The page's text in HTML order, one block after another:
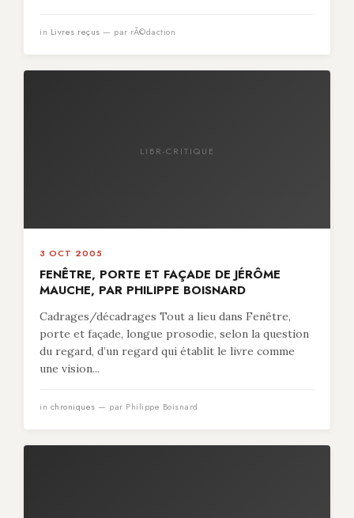
in Livres reçus — par rÃ©daction
LIBR-CRITIQUE
3 OCT 2005
FENÊTRE, PORTE ET FAÇADE DE JÉRÔME
MAUCHE, PAR PHILIPPE BOISNARD
Cadrages/décadrages Tout a lieu dans Fenêtre,
porte et façade, longue prosodie, selon la question
du regard, d’un regard qui établit le livre comme
une vision...
in chroniques — par Philippe Boisnard